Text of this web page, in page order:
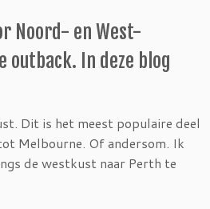
Noord- en West-
In deze blog
Dit is het meest populaire deel
Melbourne. Of andersom. Ik
de westkust naar Perth te